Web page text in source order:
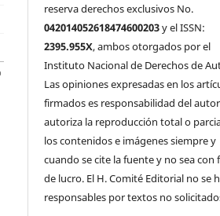
reserva derechos exclusivos No.
042014052618474600203y el ISSN:
2395.955X, ambos otorgados por el
Instituto Nacional de Derechos de
Las opiniones expresadas en los
firmados es responsabilidad del
autoriza la reproducción total o
los contenidos e imágenes siempre y
cuando se cite la fuente y no sea con
de lucro. El H. Comité Editorial no se
responsables por textos no